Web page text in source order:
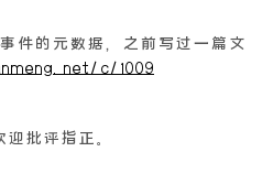
件的元数据，之前写过一篇文
c/1009
批评指正。